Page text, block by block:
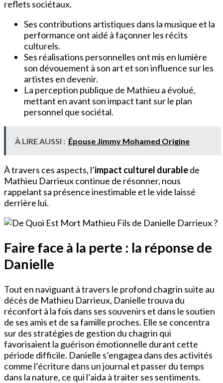
reflets sociétaux.
Ses contributions artistiques dans la musique et la
performance ont aidé à façonner les récits
culturels.
Ses réalisations personnelles ont mis en lumière
son dévouement à son art et son influence sur les
artistes en devenir.
La perception publique de Mathieu a évolué,
mettant en avant son impact tant sur le plan
personnel que sociétal.
À LIRE AUSSI : Épouse Jimmy Mohamed Origine
À travers ces aspects, l’impact culturel durablede
Mathieu Darrieux continue de résonner, nous
rappelant sa présence inestimable et le vide laissé
derrière lui.
Faire face à la perte : la réponse de
Danielle
Tout en naviguant à travers le profond chagrin suite au
décès de Mathieu Darrieux, Danielle trouva du
réconfort à la fois dans ses souvenirs et dans le soutien
de ses amis et de sa famille proches. Elle se concentra
sur des stratégies de gestion du chagrin qui
favorisaient la guérison émotionnelle durant cette
période difficile. Danielle s’engagea dans des activités
comme l’écriture dans un journal et passer du temps
dans la nature, ce qui l’aida à traiter ses sentiments.